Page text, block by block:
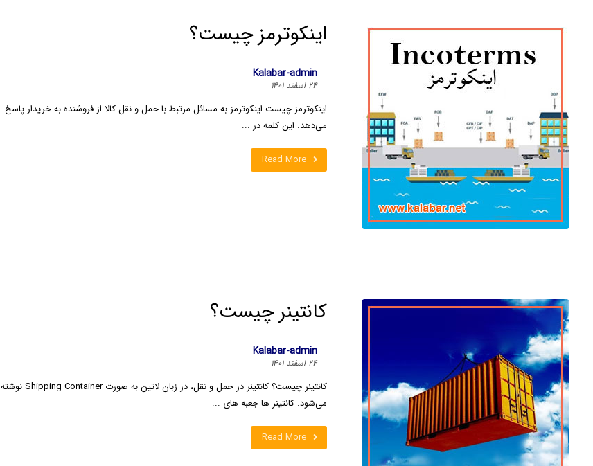
اینکوترمز چیست؟
Kalabar-admin
۲۴ اسفند ۱۴۰۱
اینکوترمز چیست اینکوترمز به مسائل مرتبط با حمل و نقل کالا از فروشنده به خریدار پاسخ
می‌دهد. این کلمه در ...
Read More
کانتینر چیست؟
Kalabar-admin
۲۴ اسفند ۱۴۰۱
کانتینر چیست؟ کانتینر در حمل و نقل، در زبان لاتین به صورت Shipping Container نوشته
می‌شود. کانتینر ها جعبه های ...
Read More